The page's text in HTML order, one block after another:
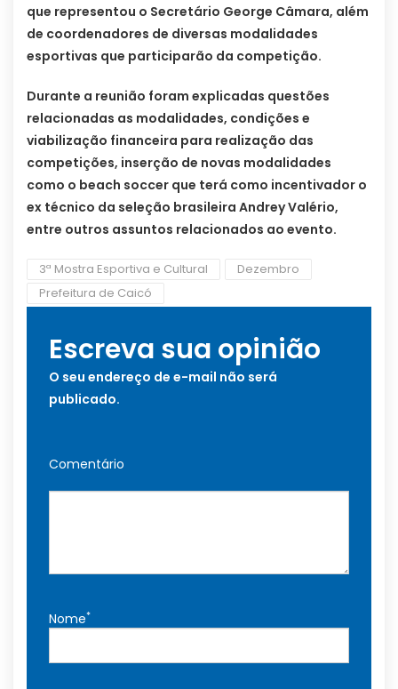
que representou o Secretário George Câmara, além
de coordenadores de diversas modalidades
esportivas que participarão da competição.
Durante a reunião foram explicadas questões
relacionadas as modalidades, condições e
viabilização financeira para realização das
competições, inserção de novas modalidades
como o beach soccer que terá como incentivador o
ex técnico da seleção brasileira Andrey Valério,
entre outros assuntos relacionados ao evento.
3ª Mostra Esportiva e Cultural
Dezembro
Prefeitura de Caicó
Escreva sua opinião
O seu endereço de e-mail não será
publicado.
Comentário
Nome*